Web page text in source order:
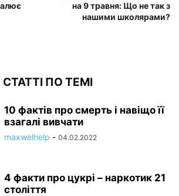
на 9 травня: Що не так з
нашими школярами?
СТАТТІ ПО ТЕМІ
10 фактів про смерть і навіщо її
взагалі вивчати
maxwelhelp - 04.02.2022
4 факти про цукрі – наркотик 21
століття